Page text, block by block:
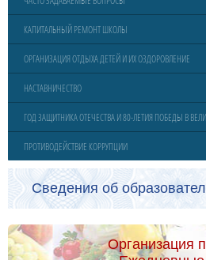
КАПИТАЛЬНЫЙ РЕМОНТ ШКОЛЫ
ОРГАНИЗАЦИЯ ОТДЫХА ДЕТЕЙ И ИХ ОЗДОРОВЛЕНИЕ
НАСТАВНИЧЕСТВО
ГОД ЗАЩИТНИКА ОТЕЧЕСТВА И 80-ЛЕТИЯ ПОБЕДЫ В
ПРОТИВОДЕЙСТВИЕ КОРРУПЦИИ
Сведения об
Организация